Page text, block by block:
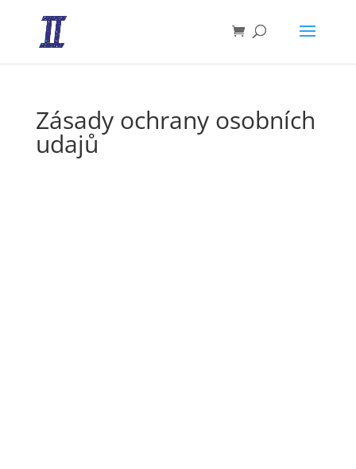
Zásady ochrany osobních
udajů